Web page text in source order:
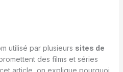
utilisé par plusieurs sites de
des films et séries
article, on explique pourquoi